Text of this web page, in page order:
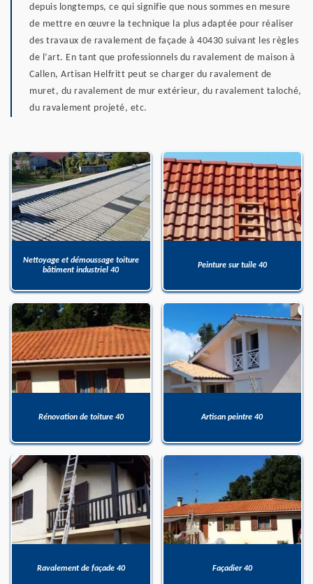
depuis longtemps, ce qui signifie que nous sommes en mesure
de mettre en œuvre la technique la plus adaptée pour réaliser
des travaux de ravalement de façade à 40430 suivant les règles
de l’art. En tant que professionnels du ravalement de maison à
Callen, Artisan Helfritt peut se charger du ravalement de
muret, du ravalement de mur extérieur, du ravalement taloché,
du ravalement projeté, etc.
Nettoyage et démoussage toiture
bâtiment industriel 40
Peinture sur tuile 40
Rénovation de toiture 40 Artisan peintre 40
Ravalement de façade 40 Façadier 40